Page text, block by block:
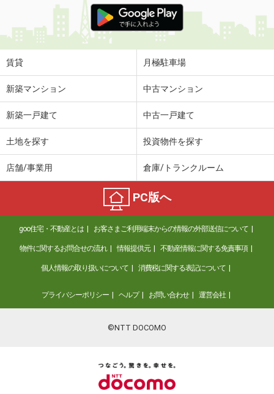
賃貸 月極駐車場
新築マンション 中古マンション
新築一戸建て 中古一戸建て
土地を探す 投資物件を探す
店舗/事業用 倉庫/トランクルーム
PC版へ
goo住宅・不動産とは お客さまご利用端末からの情報の外部送信について
物件に関するお問合せの流れ 情報提供元 不動産情報に関する免責事項
個人情報の取り扱いについて 消費税に関する表記について
プライバシーポリシー ヘルプ お問い合わせ 運営会社
©NTT DOCOMO